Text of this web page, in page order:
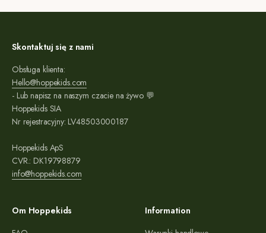
Skontaktuj się z nami
Obsługa klienta:
Hello@hoppekids.com
- Lub napisz na naszym czacie na żywo 💬
Hoppekids SIA
Nr rejestracyjny: LV48503000187
Hoppekids ApS
CVR.: DK19798879
info@hoppekids.com
Om Hoppekids
Information